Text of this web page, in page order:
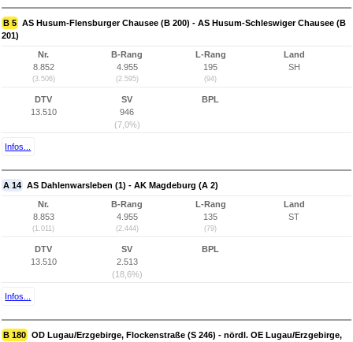
B 5 AS Husum-Flensburger Chausee (B 200) - AS Husum-Schleswiger Chausee (B
201)
Nr.
8.852
(3.506)
B-Rang
4.955
(2.595)
L-Rang
195
(94)
Land
SH
DTV
13.510
SV
946
(7,0%)
BPL
Infos...
A 14 AS Dahlenwarsleben (1) - AK Magdeburg (A 2)
Nr.
8.853
(1.011)
B-Rang
4.955
(2.444)
L-Rang
135
(79)
Land
ST
DTV
13.510
SV
2.513
(18,6%)
BPL
Infos...
B 180 OD Lugau/Erzgebirge, Flockenstraße (S 246) - nördl. OE Lugau/Erzgebirge,